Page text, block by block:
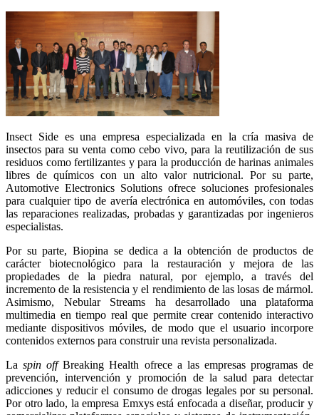
Insect Side es una empresa especializada en la cría masiva de
insectos para su venta como cebo vivo, para la reutilización de sus
residuos como fertilizantes y para la producción de harinas animales
libres de químicos con un alto valor nutricional. Por su parte,
Automotive Electronics Solutions ofrece soluciones profesionales
para cualquier tipo de avería electrónica en automóviles, con todas
las reparaciones realizadas, probadas y garantizadas por ingenieros
especialistas.
Por su parte, Biopina se dedica a la obtención de productos de
carácter biotecnológico para la restauración y mejora de las
propiedades de la piedra natural, por ejemplo, a través del
incremento de la resistencia y el rendimiento de las losas de mármol.
Asimismo, Nebular Streams ha desarrollado una plataforma
multimedia en tiempo real que permite crear contenido interactivo
mediante dispositivos móviles, de modo que el usuario incorpore
contenidos externos para construir una revista personalizada.
Laspin offBreaking Health ofrece a las empresas programas de
prevención, intervención y promoción de la salud para detectar
adicciones y reducir el consumo de drogas legales por su personal.
Por otro lado, la empresa Emxys está enfocada a diseñar, producir y